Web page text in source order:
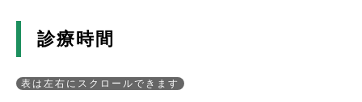
診療時間